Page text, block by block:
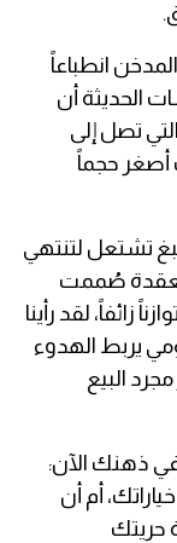
انطباعاً
الحديثة أن
تصل إلى
أصغر حجماً
تشتعل لتنتهي
معقدة صُممت
زائفاً، لقد رأينا
يربط الهدوء
البيع
ذهنك الآن:
أم أن
حريتك